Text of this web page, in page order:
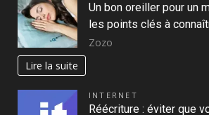
Un bon oreiller pour un
les points clés à
Zozo
Lire la suite
INTERNET
Réécriture : éviter que